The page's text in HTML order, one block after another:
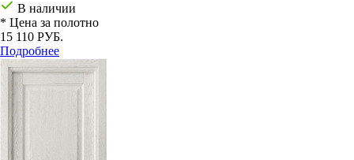
В наличии
* Цена за полотно
15 110 РУБ.
Подробнее